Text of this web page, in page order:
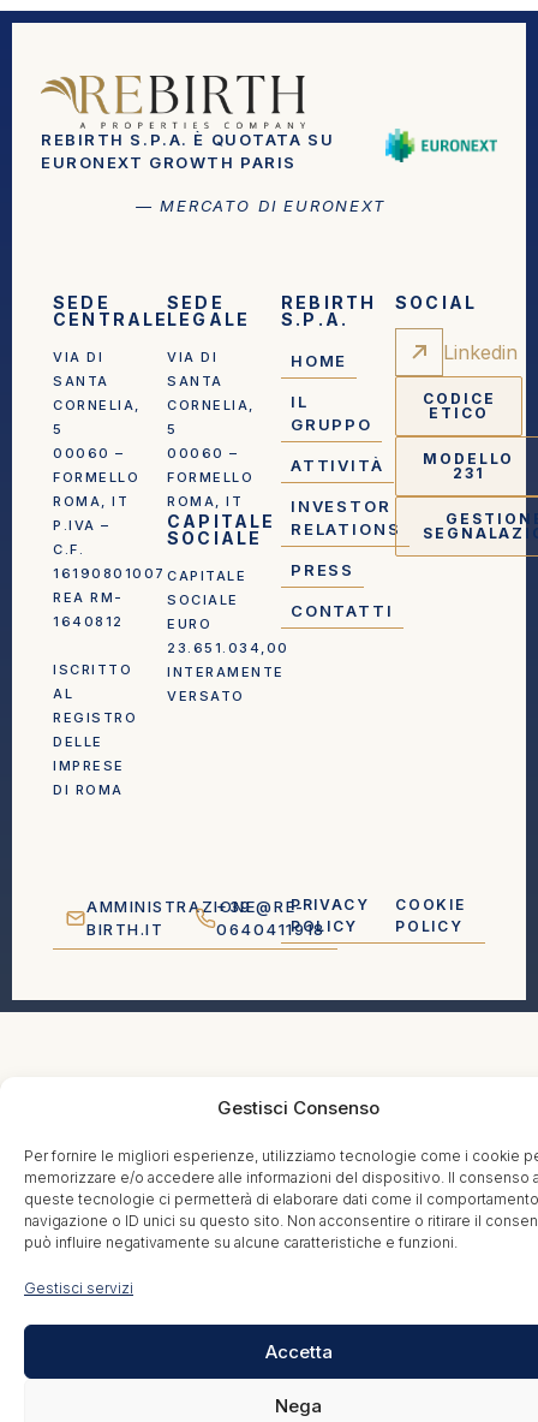
Gestisci Consenso
Per fornire le migliori esperienze, utilizziamo tecnologie come i cookie
memorizzare e/o accedere alle informazioni del dispositivo. Il consenso
queste tecnologie ci permetterà di elaborare dati come il
navigazione o ID unici su questo sito. Non acconsentire o ritirare il
può influire negativamente su alcune caratteristiche e funzioni.
Gestisci servizi
Accetta
Nega
REBIRTH S.P.A. È QUOTATA SU
EURONEXT GROWTH PARIS
— MERCATO DI EURONEXT
SEDE
CENTRALE
VIA DI
SANTA
CORNELIA,
5
00060 –
FORMELLO
ROMA, IT
P.IVA –
C.F.
16190801007
REA RM-
1640812
ISCRITTO
AL
REGISTRO
DELLE
IMPRESE
DI ROMA
SEDE
LEGALE
VIA DI
SANTA
CORNELIA,
5
00060 –
FORMELLO
ROMA, IT
CAPITALE
SOCIALE
CAPITALE
SOCIALE
EURO
23.651.034,00
INTERAMENTE
VERSATO
REBIRTH
S.P.A.
HOME
IL
GRUPPO
ATTIVITÀ
INVESTOR
RELATIONS
PRESS
CONTATTI
SOCIAL
Linkedin
CODICE
ETICO
MODELLO
231
AMMINISTRAZIONE@RE-
BIRTH.IT
+39
0640411918
PRIVACY
POLICY
COOKIE
POLICY